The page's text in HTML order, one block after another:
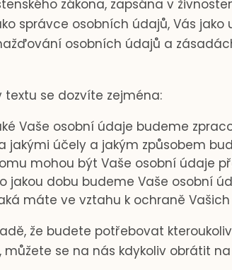
zákona, zapsána v
správce osobních údajů, Vás
osobních údajů a
textu se dozvíte zejména:
Vaše osobní údaje budeme
jakými účely a jakým způsobem
mohou být Vaše osobní údaje
jakou dobu budeme Vaše osobní
máte ve vztahu k ochraně
že budete potřebovat
můžete se na nás kdykoliv obrátit